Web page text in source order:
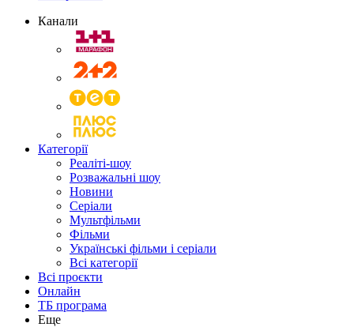
Канали
Категорії
Реаліті-шоу
Розважальні шоу
Новини
Серіали
Мультфільми
Фільми
Українські фільми і серіали
Всі категорії
Всі проєкти
Онлайн
ТБ програма
Еще